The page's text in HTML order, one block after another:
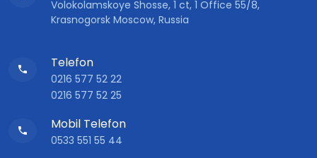
Volokolamskoye Shosse, 1 ct, 1 Office 55/8,
Krasnogorsk Moscow, Russia
Telefon
0216 577 52 22
0216 577 52 25
Mobil Telefon
0533 551 55 44